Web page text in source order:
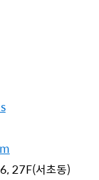
27F(서초동)